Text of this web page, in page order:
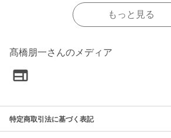
もっと見る
髙橋朋一さんのメディア
特定商取引法に基づく表記